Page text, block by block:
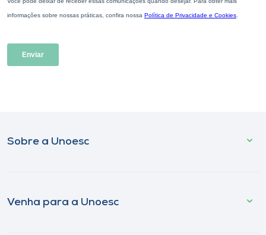
Sobre a Unoesc
Venha para a Unoesc